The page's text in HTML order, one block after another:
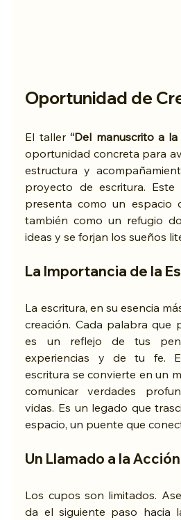
Oportunidad de
El taller “Del manuscrito a la
oportunidad concreta para
estructura y
proyecto de escritura.
presenta como un espacio
también como un refugio
ideas y se forjan los sueños
La Importancia de la
La escritura, en su esencia
creación. Cada palabra que
es un reflejo de tus
experiencias y de tu fe.
escritura se convierte en un
comunicar verdades
vidas. Es un legado que
espacio, un puente que
Un Llamado a la Acción
Los cupos son limitados.
da el siguiente paso hacia